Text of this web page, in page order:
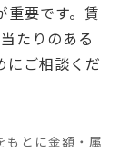
重要です。賃
たりのある
にご相談くだ
とに金額・属